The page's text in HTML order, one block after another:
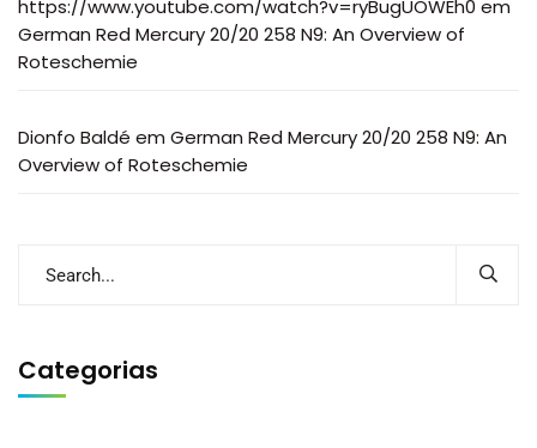
https://www.youtube.com/watch?v=ryBugUOWEh0 em
German Red Mercury 20/20 258 N9: An Overview of
Roteschemie
Dionfo Baldé em German Red Mercury 20/20 258 N9: An
Overview of Roteschemie
Categorias